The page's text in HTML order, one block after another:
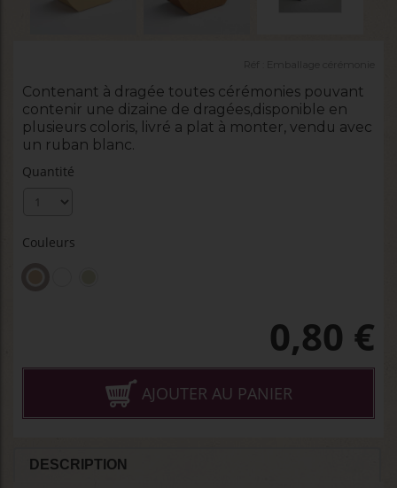
Contenant à dragée toutes cérémonies pouvant
contenir une dizaine de dragées,disponible en
plusieurs coloris, livré a plat à monter, vendu avec
un ruban blanc.
Quantité
Couleurs
0,80 €
AJOUTER AU PANIER
DESCRIPTION